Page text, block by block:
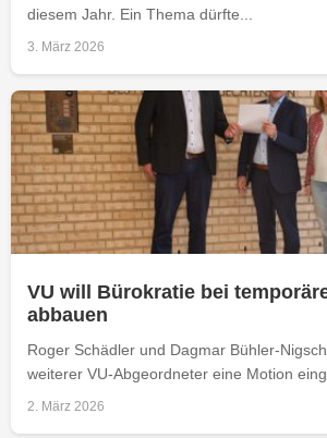
diesem Jahr. Ein Thema dürfte...
3. März 2026
VU will Bürokratie bei
abbauen
Roger Schädler und Dagmar Bühler-
weiterer VU-Abgeordneter eine Motion
2. März 2026